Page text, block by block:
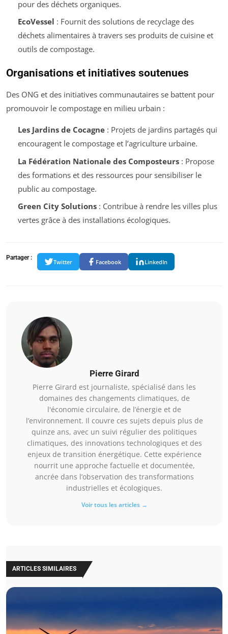
pour des déchets organiques.
EcoVessel : Fournit des solutions de recyclage des
déchets alimentaires à travers ses produits de cuisine et
outils de compostage.
Organisations et initiatives soutenues
Des ONG et des initiatives communautaires se battent pour
promouvoir le compostage en milieu urbain :
Les Jardins de Cocagne: Projets de jardins partagés qui
encouragent le compostage et l’agriculture urbaine.
La Fédération Nationale des Composteurs: Propose
des formations et des ressources pour sensibiliser le
public au compostage.
Green City Solutions: Contribue à rendre les villes plus
vertes grâce à des installations écologiques.
Partager :
Twitter Facebook LinkedIn
Pierre Girard
Pierre Girard est journaliste, spécialisé dans les
domaines des changements climatiques, de
l'économie circulaire, de l’énergie et de
l’environnement. Il couvre ces sujets depuis plus de
quinze ans, avec un suivi régulier des politiques
climatiques, des innovations technologiques et des
enjeux de transition énergétique. Cette expérience
nourrit une approche factuelle et documentée,
ancrée dans l’observation des transformations
industrielles et écologiques.
Voir tous les articles →
ARTICLES SIMILAIRES